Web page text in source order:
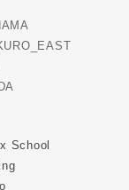
School